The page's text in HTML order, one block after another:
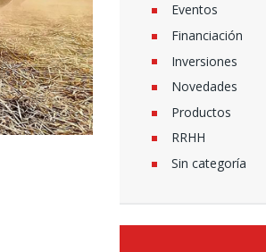
Eventos
Financiación
Inversiones
Novedades
Productos
RRHH
Sin categoría